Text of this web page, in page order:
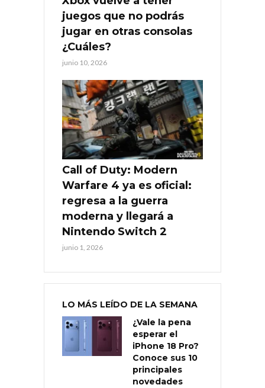
juegos que no podrás
jugar en otras consolas
¿Cuáles?
junio 10, 2026
Call of Duty: Modern
Warfare 4 ya es oficial:
regresa a la guerra
moderna y llegará a
Nintendo Switch 2
junio 1, 2026
LO MÁS LEÍDO DE LA SEMANA
¿Vale la pena
esperar el
iPhone 18 Pro?
Conoce sus 10
principales
novedades